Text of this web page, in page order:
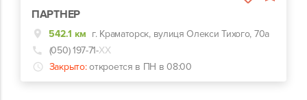
ПАРТНЕР
542.1 км г. Краматорск, вулиця Олекси Тихого, 70а
(050) 197-71-ХХ
Закрыто: откроется в ПН в 08:00